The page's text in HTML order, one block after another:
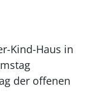
Kind-Haus in
der offenen